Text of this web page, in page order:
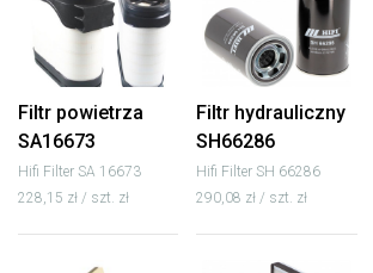
Filtr powietrza
SA16673
Hifi Filter SA 16673
228,15 zł / szt. zł
Filtr hydrauliczny
SH66286
Hifi Filter SH 66286
290,08 zł / szt. zł